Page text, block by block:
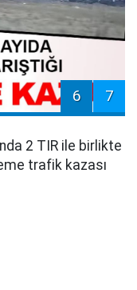
6 7
2 TIR ile birlikte
trafik kazası